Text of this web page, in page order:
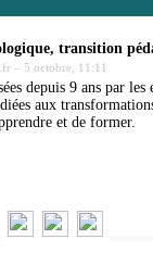
transition
– 5 octobre, 11:11
depuis 9 ans par
aux
et de former.